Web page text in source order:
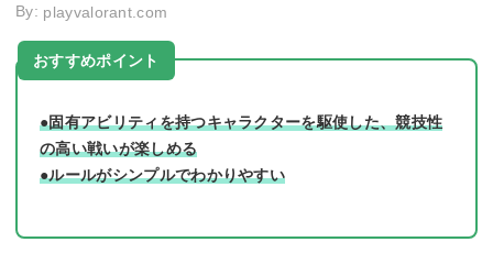
By: playvalorant.com
おすすめポイント
●固有アビリティを持つキャラクターを駆使した、競技性
の高い戦いが楽しめる
●ルールがシンプルでわかりやすい